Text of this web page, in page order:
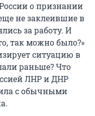
о признании
не заклеившие в
за работу. И
так можно было?»
ситуацию в
раньше? Что
ЛНР и ДНР
с обычными